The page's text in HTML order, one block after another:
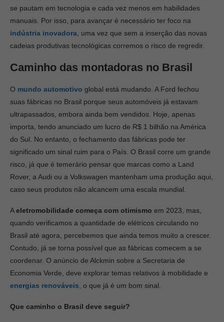
se pautam em tecnologia e cada vez menos em habilidades
manuais. Por isso, para avançar é necessário ter foco na
indústria inovadora , uma vez que sem a inserção das novas
cadeias produtivas tecnológicas corremos o risco de regredir.
Caminho das montadoras no Brasil
O mundo automotivo global está mudando. A Ford fechou
suas fábricas no Brasil porque seus automóveis já estavam
ultrapassados, embora ainda bem vendidos. Hoje, apenas
importa, tendo anunciado um lucro de R$ 1 bilhão na América
do Sul. No entanto, o fechamento das fábricas pode ter
significado um sinal ruim para o País. O Brasil corre um grande
risco, já que é temerário pensar que marcas como a Land
Rover, a Audi ou a Volkswagen mantenham uma produção aqui,
caso seus produtos não alcancem uma escala mundial.
Aeletromobilidade começa com otimismo em 2023, mas,
quando verificamos a quantidade de elétricos circulando no
Brasil até agora, percebemos que ainda temos muito a crescer.
Contudo, já se torna possível que as fábricas comecem a se
coordenar. O anúncio de Alckmin sobre a Secretaria de
Economia Verde, deve explorar temas relativos à mobilidade e
energias renováveis , o que já é um bom sinal.
Que caminho o Brasil deve seguir?